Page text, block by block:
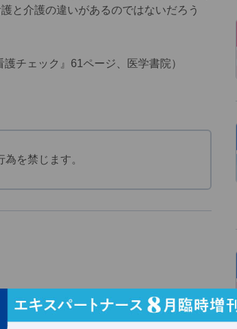
と介護の違いがあるのではないだろう
チェック』61ページ、医学書院）
を禁じます。